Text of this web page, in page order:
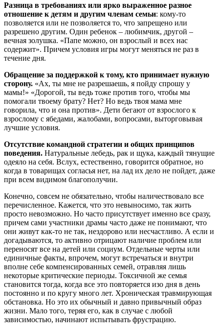
Разница в требованиях или ярко выраженное разное
отношение к детям и другим членам семьи: кому-то
позволяется или не позволяется то, что запрещено или
разрешено другим. Один ребенок – любимчик, другой –
вечная золушка. «Папе можно, он взрослый и всех нас
содержит». Причем условия игры могут меняться не раз в
течение дня.
Обращение за поддержкой к тому, кто принимает нужную
сторону. «Ах, ты мне не разрешаешь, я пойду спрошу у
мамы!» «Дорогой, ты ведь тоже против того, чтобы мы
помогали твоему брату? Нет? Но ведь твоя мама мне
говорила, что и она против». Дети бегают от взрослого к
взрослому с ябедами, жалобами, вопросами, выторговывая
лучшие условия.
Отсутствие командной стратегии и общих принципов
поведения. Натуральные лебедь, рак и щука, каждый тянущие
одеяло на себя. Вслух, естественно, говорится обратное, но
когда в товарищах согласья нет, на лад их дело не пойдет, даже
при всем видимом благополучии.
Конечно, совсем не обязательно, чтобы наличествовало все
перечисленное. Кажется, что это невыносимо, так жить
просто невозможно. Но часто присутствует именно все сразу,
причем сами участники драмы часто даже не понимают, что
они живут как-то не так, нездорово или несчастливо. А если и
догадываются, то активно отрицают наличие проблем или
переносят все на детей или социум. Отдельные черты или
единичные факты, впрочем, могут встречаться и внутри
вполне себе компенсированных семей, отравляя лишь
некоторые критические периоды. Токсичной же семья
становится тогда, когда все это повторяется изо дня в день
постоянно и по кругу много лет. Хроническая травмирующая
обстановка. Но это их обычный и давно привычный образ
жизни. Мало того, теряя его, как в случае с любой
зависимостью, начинают испытывать фрустрацию.